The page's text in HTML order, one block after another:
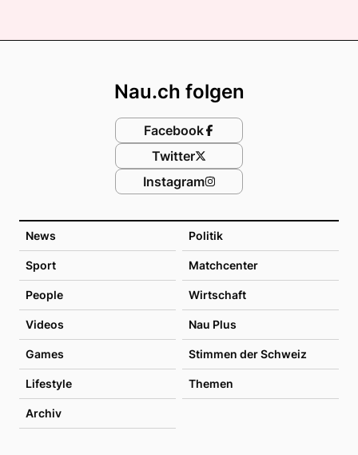
News Politik
Sport Matchcenter
People Wirtschaft
Videos Nau Plus
Games Stimmen der Schweiz
Lifestyle Themen
Archiv
Nau.ch folgen
Facebook
Twitter
Instagram